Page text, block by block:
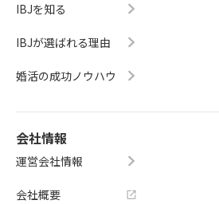
IBJを知る
IBJが選ばれる理由
婚活の成功ノウハウ
会社情報
運営会社情報
会社概要